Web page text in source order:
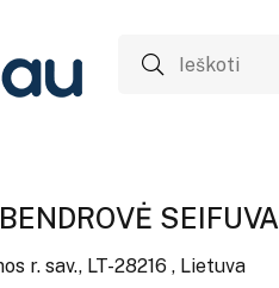
SEIFUVA
r. sav., LT-28216 , Lietuva